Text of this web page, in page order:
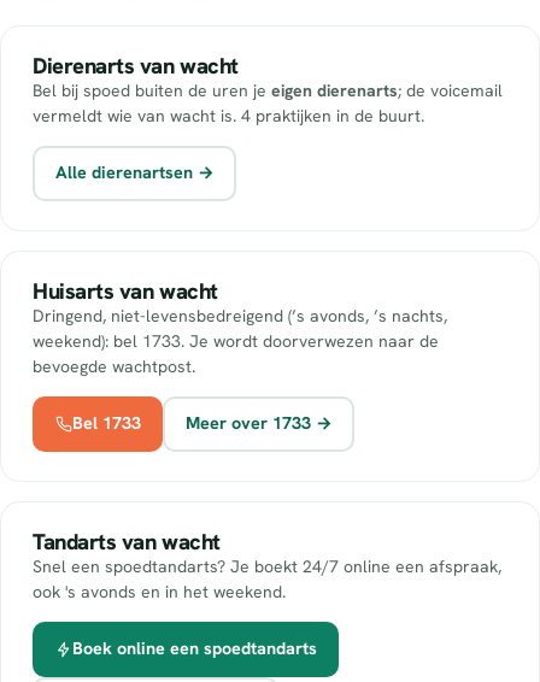
Dierenarts van wacht
Bel bij spoed buiten de uren je eigen dierenarts; de voicemail
vermeldt wie van wacht is. 4 praktijken in de buurt.
Alle dierenartsen →
Huisarts van wacht
Dringend, niet-levensbedreigend (’s avonds, ’s nachts,
weekend): bel 1733. Je wordt doorverwezen naar de
bevoegde wachtpost.
Bel 1733 Meer over 1733 →
Tandarts van wacht
Snel een spoedtandarts? Je boekt 24/7 online een afspraak,
ook 's avonds en in het weekend.
Boek online een spoedtandarts